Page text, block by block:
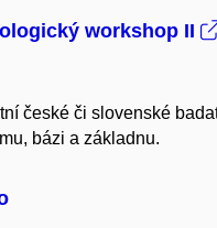
workshop II
české či slovenské
bázi a základnu.